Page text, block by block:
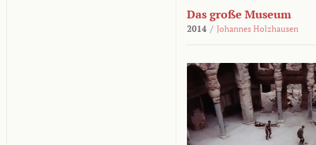
Das große Museum
2014 / Johannes Holzhausen